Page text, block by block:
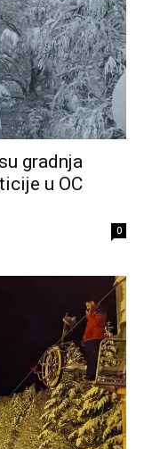
gradnja
u OC
0